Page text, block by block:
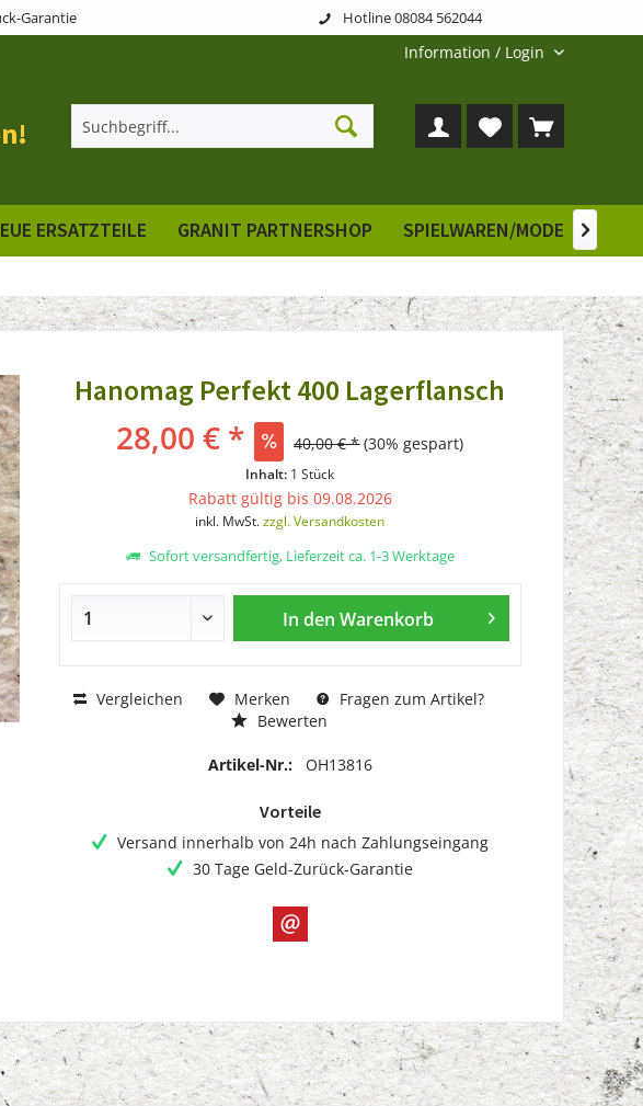
Garantie Hotline 08084 562044
Information / Login
ERSATZTEILE GRANIT PARTNERSHOP SPIELWAREN/MODELLE

Hanomag Perfekt 400 Lagerflansch
28,00 € * 40,00 € * (30% gespart)
Inhalt: 1 Stück
Rabatt gültig bis 09.08.2026
inkl. MwSt.zzgl. Versandkosten
Sofort versandfertig, Lieferzeit ca. 1-3 Werktage
In den Warenkorb
Vergleichen Merken
Fragen zum Artikel?
Bewerten
Artikel-Nr.: OH13816
Vorteile
Versand innerhalb von 24h nach Zahlungseingang
30 Tage Geld-Zurück-Garantie